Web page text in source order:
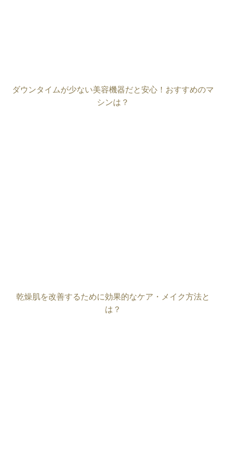
ダウンタイムが少ない美容機器だと安心！おすすめのマ
シンは？
乾燥肌を改善するために効果的なケア・メイク方法と
は？